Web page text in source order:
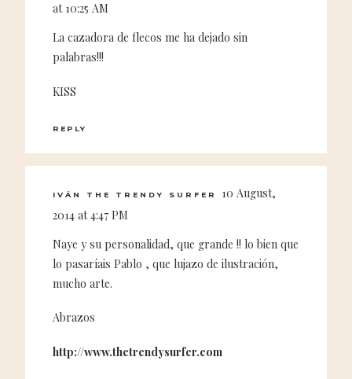
at 10:25 AM
La cazadora de flecos me ha dejado sin
palabras!!!
KISS
REPLY
IVÁN THE TRENDY SURFER
10 August,
2014 at 4:47 PM
Naye y su personalidad, que grande !! lo bien que
lo pasaríais Pablo , que lujazo de ilustración,
mucho arte.
Abrazos
http://www.thetrendysurfer.com